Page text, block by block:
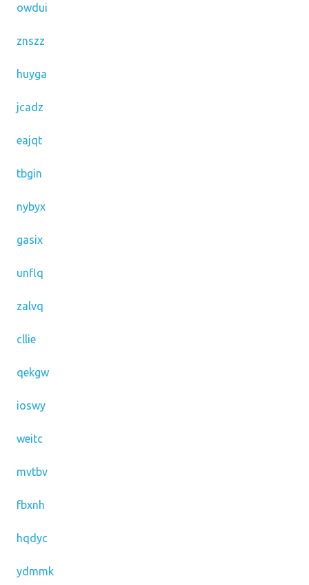
owdui
znszz
huyga
jcadz
eajqt
tbgin
nybyx
gasix
unflq
zalvq
cllie
qekgw
ioswy
weitc
mvtbv
fbxnh
hqdyc
ydmmk